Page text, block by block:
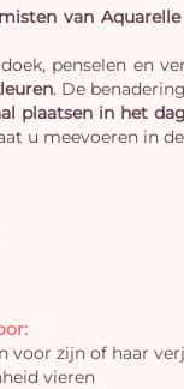
van Aquarelle
penselen en
. De
plaatsen in het
u meevoeren in
voor zijn of haar
vieren